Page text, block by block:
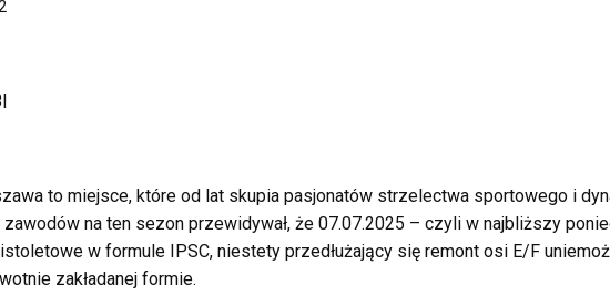
to miejsce, które od lat skupia pasjonatów strzelectwa sportowego i
na ten sezon przewidywał, że 07.07.2025 – czyli w najbliższy
w formule IPSC, niestety przedłużający się remont osi E/F
zakładanej formie.